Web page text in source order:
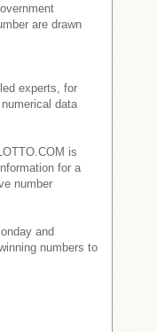
are drawn
experts, for
data
is
for a
number
and
numbers to